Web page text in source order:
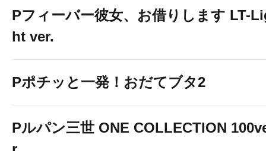
Pフィーバー彼女、お借りします LT-
ht ver.
Pポチッと一発！おだてブタ2
Pルパン三世 ONE COLLECTION